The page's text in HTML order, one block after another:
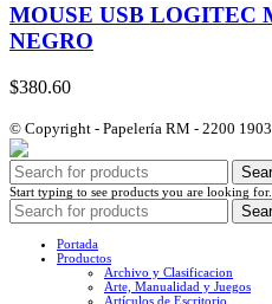
MOUSE USB LOGITEC
NEGRO
$380.60
© Copyright - Papelería RM - 2200
Start typing to see products you are looking for.
Portada
Productos
Archivo y Clasificacion
Arte, Manualidad y Juegos
Artículos de Escritorio